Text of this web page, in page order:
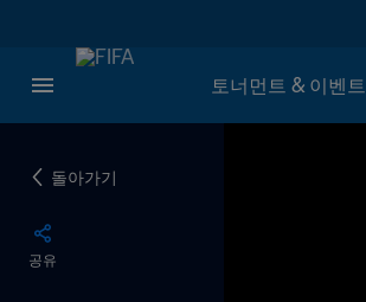
토너먼트 & 이벤트
돌아가기
공유